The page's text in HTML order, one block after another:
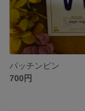
パッチンピン
700円